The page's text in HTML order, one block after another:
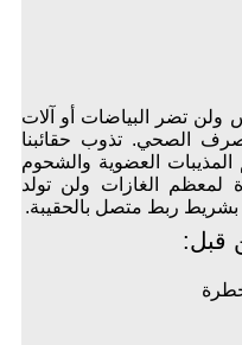
ولن تضر البياضات أو آلات
الصحي. تذوب حقائبنا
المذيبات العضوية والشحوم
لمعظم الغازات ولن تولد
بشريط ربط متصل بالحقيبة.
قبل: